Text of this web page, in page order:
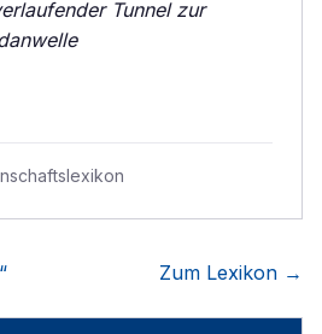
Tunnel zur
“ Zum Lexikon →